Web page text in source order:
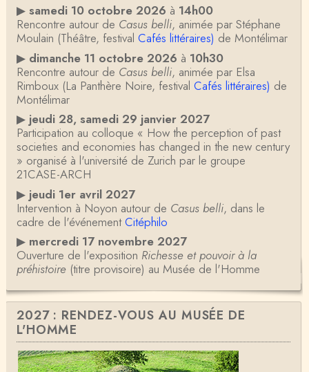
▶ samedi 10 octobre 2026 à 14h00
Rencontre autour de Casus belli, animée par Stéphane
Moulain (Théâtre, festival Cafés littéraires) de Montélimar
▶ dimanche 11 octobre 2026 à 10h30
Rencontre autour de Casus belli, animée par Elsa
Rimboux (La Panthère Noire, festival Cafés littéraires) de
Montélimar
▶ jeudi 28, samedi 29 janvier 2027
Participation au colloque « How the perception of past
societies and economies has changed in the new century
» organisé à l'université de Zurich par le groupe
21CASE-ARCH
▶ jeudi 1er avril 2027
Intervention à Noyon autour de Casus belli, dans le
cadre de l'événementCitéphilo
▶ mercredi 17 novembre 2027
Ouverture de l'exposition Richesse et pouvoir à la
préhistoire(titre provisoire) au Musée de l'Homme
2027 : RENDEZ-VOUS AU MUSÉE DE
L'HOMME